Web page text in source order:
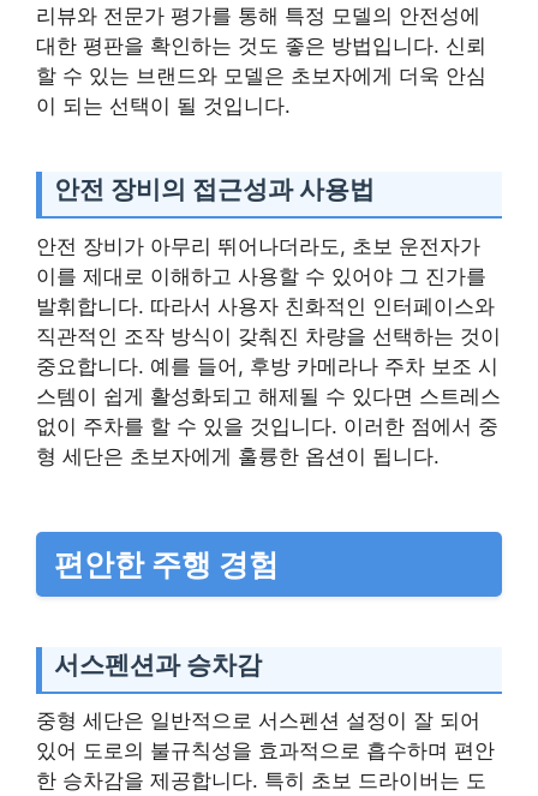
리뷰와 전문가 평가를 통해 특정 모델의 안전성에
대한 평판을 확인하는 것도 좋은 방법입니다. 신뢰
할 수 있는 브랜드와 모델은 초보자에게 더욱 안심
이 되는 선택이 될 것입니다.
안전 장비의 접근성과 사용법
안전 장비가 아무리 뛰어나더라도, 초보 운전자가
이를 제대로 이해하고 사용할 수 있어야 그 진가를
발휘합니다. 따라서 사용자 친화적인 인터페이스와
직관적인 조작 방식이 갖춰진 차량을 선택하는 것이
중요합니다. 예를 들어, 후방 카메라나 주차 보조 시
스템이 쉽게 활성화되고 해제될 수 있다면 스트레스
없이 주차를 할 수 있을 것입니다. 이러한 점에서 중
형 세단은 초보자에게 훌륭한 옵션이 됩니다.
편안한 주행 경험
서스펜션과 승차감
중형 세단은 일반적으로 서스펜션 설정이 잘 되어
있어 도로의 불규칙성을 효과적으로 흡수하며 편안
한 승차감을 제공합니다. 특히 초보 드라이버는 도